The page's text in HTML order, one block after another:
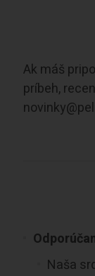
Ak máš
príbeh,
Naša